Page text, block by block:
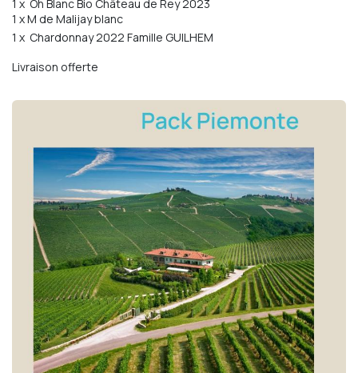
1 x Oh Blanc Bio Château de Rey 2023
1 x M de Malijay blanc
1 x Chardonnay 2022 Famille GUILHEM
Livraison offerte